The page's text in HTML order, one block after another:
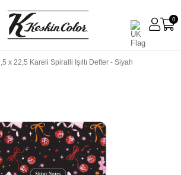
0
x 22,5 Kareli Spiralli Işıltı Defter - Siyah